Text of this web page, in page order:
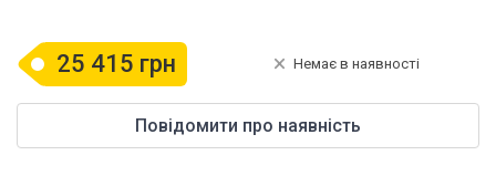
25 415 грн Немає в наявності
Повідомити про наявність